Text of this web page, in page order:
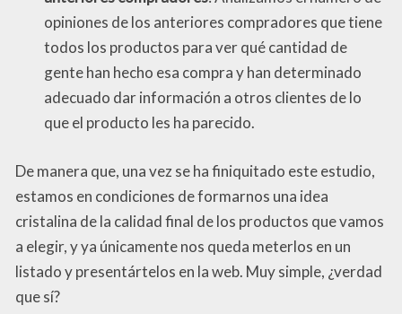
opiniones de los anteriores compradores que tiene
todos los productos para ver qué cantidad de
gente han hecho esa compra y han determinado
adecuado dar información a otros clientes de lo
que el producto les ha parecido.
De manera que, una vez se ha finiquitado este estudio,
estamos en condiciones de formarnos una idea
cristalina de la calidad final de los productos que vamos
a elegir, y ya únicamente nos queda meterlos en un
listado y presentártelos en la web. Muy simple, ¿verdad
que sí?